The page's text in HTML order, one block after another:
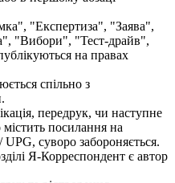
"Експертиза", "Заява",
"Вибори", "Тест-драйв",
на правах
спільно з
передрук, чи наступне
посилання на
суворо забороняється.
Я-Корреспондент є автор